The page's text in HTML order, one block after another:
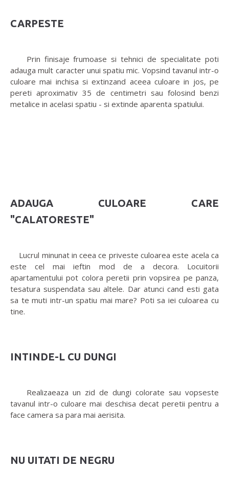
CARPESTE
Prin finisaje frumoase si tehnici de specialitate poti
adauga mult caracter unui spatiu mic. Vopsind tavanul intr-o
culoare mai inchisa si extinzand aceea culoare in jos, pe
pereti aproximativ 35 de centimetri sau folosind benzi
metalice in acelasi spatiu - si extinde aparenta spatiului.
ADAUGA CULOARE CARE
"CALATORESTE"
Lucrul minunat in ceea ce priveste culoarea este acela ca
este cel mai ieftin mod de a decora. Locuitorii
apartamentului pot colora peretii prin vopsirea pe panza,
tesatura suspendata sau altele. Dar atunci cand esti gata
sa te muti intr-un spatiu mai mare? Poti sa iei culoarea cu
tine.
INTINDE-L CU DUNGI
Realizaeaza un zid de dungi colorate sau vopseste
tavanul intr-o culoare mai deschisa decat peretii pentru a
face camera sa para mai aerisita.
NU UITATI DE NEGRU